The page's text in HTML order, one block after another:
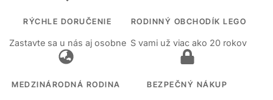
RÝCHLE DORUČENIE
Zastavte sa u nás aj osobne
RODINNÝ OBCHODÍK LEGO
S vami už viac ako 20 rokov
MEDZINÁRODNÁ RODINA BEZPEČNÝ NÁKUP